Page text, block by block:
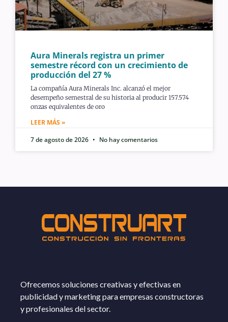
Aura Minerals registra un primer
semestre récord con un crecimiento de
producción del 27 %
La compañía Aura Minerals Inc. alcanzó el mejor
desempeño semestral de su historia al producir 157.574
onzas equivalentes de oro
LEER MÁS »
7 de agosto de 2026
No hay comentarios
Ofrecemos soluciones creativas y efectivas en
publicidad y marketing para empresas constructoras
y profesionales del sector.